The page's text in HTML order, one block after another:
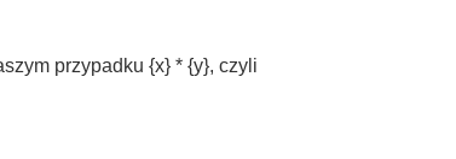
przypadku {x} * {y}, czyli